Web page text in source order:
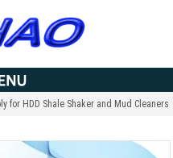
for HDD Shale Shaker and Mud Cleaners